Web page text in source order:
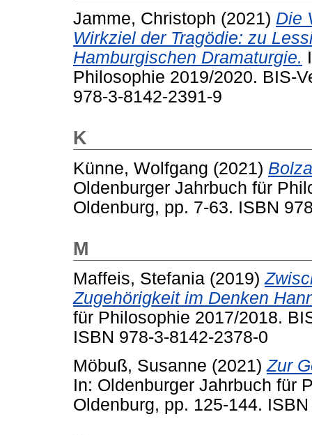
Jamme, Christoph (2021) Die
Wirkziel der Tragödie: zu
Hamburgischen Dramaturgie.
Philosophie 2019/2020. BIS-
978-3-8142-2391-9
K
Künne, Wolfgang (2021)
Oldenburger Jahrbuch für
Oldenburg, pp. 7-63. ISBN
M
Maffeis, Stefania (2019)
Zugehörigkeit im Denken
für Philosophie 2017/2018.
ISBN 978-3-8142-2378-0
Möbuß, Susanne (2021)Zur
In: Oldenburger Jahrbuch für
Oldenburg, pp. 125-144.